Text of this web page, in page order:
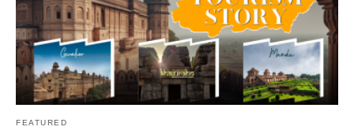
FEATURED